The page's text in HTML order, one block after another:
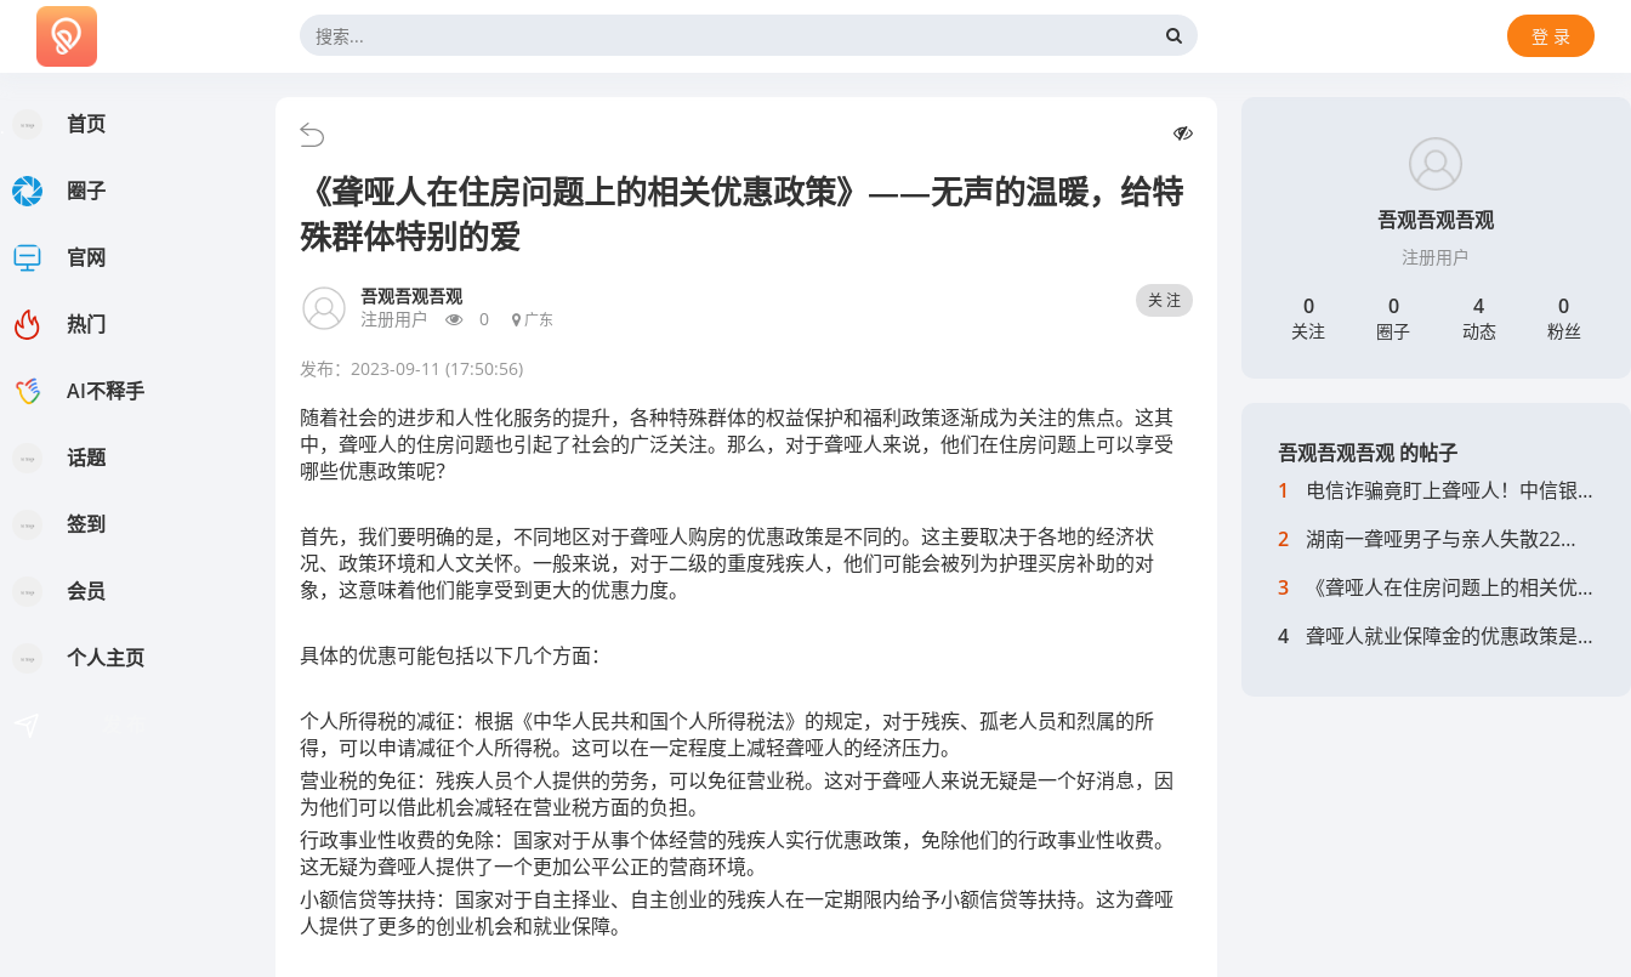
登 录
首页
圈子
官网
热门
AI不释手
话题
签到
会员
个人主页
《聋哑人在住房问题上的相关优惠政策》——无声的温暖，给特
殊群体特别的爱
吾观吾观吾观
注册用户
0 广东
关 注
发布：2023-09-11 (17:50:56)
随着社会的进步和人性化服务的提升，各种特殊群体的权益保护和福利政策逐渐成为关注的焦点。这其
中，聋哑人的住房问题也引起了社会的广泛关注。那么，对于聋哑人来说，他们在住房问题上可以享受
哪些优惠政策呢？
首先，我们要明确的是，不同地区对于聋哑人购房的优惠政策是不同的。这主要取决于各地的经济状
况、政策环境和人文关怀。一般来说，对于二级的重度残疾人，他们可能会被列为护理买房补助的对
象，这意味着他们能享受到更大的优惠力度。
具体的优惠可能包括以下几个方面：
个人所得税的减征：根据《中华人民共和国个人所得税法》的规定，对于残疾、孤老人员和烈属的所
得，可以申请减征个人所得税。这可以在一定程度上减轻聋哑人的经济压力。
营业税的免征：残疾人员个人提供的劳务，可以免征营业税。这对于聋哑人来说无疑是一个好消息，因
为他们可以借此机会减轻在营业税方面的负担。
行政事业性收费的免除：国家对于从事个体经营的残疾人实行优惠政策，免除他们的行政事业性收费。
这无疑为聋哑人提供了一个更加公平公正的营商环境。
小额信贷等扶持：国家对于自主择业、自主创业的残疾人在一定期限内给予小额信贷等扶持。这为聋哑
人提供了更多的创业机会和就业保障。
吾观吾观吾观
注册用户
0
关注
0
圈子
4
动态
0
粉丝
吾观吾观吾观 的帖子
1
电信诈骗竟盯上聋哑人！中信银行南京分行员工暖心劝阻避免损失
2
湖南一聋哑男子与亲人失散22年 警方帮助下中秋前夕终于与家人团圆
3
《聋哑人在住房问题上的相关优惠政策》——无声的温暖，给特殊群体特别的爱
4
聋哑人就业保障金的优惠政策是如何规定的?